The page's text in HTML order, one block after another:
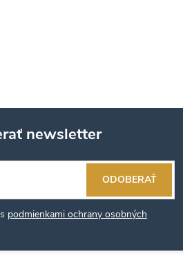
newsletter
podmienkami ochrany osobných
ODOBERAŤ